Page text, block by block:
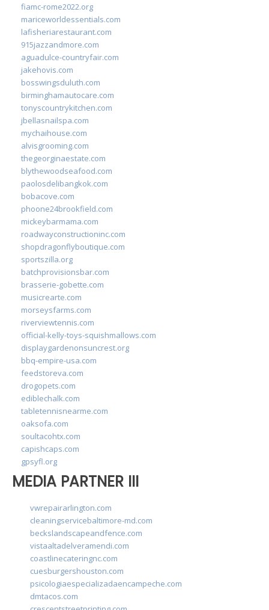
fiamc-rome2022.org
mariceworldessentials.com
lafisheriarestaurant.com
915jazzandmore.com
aguadulce-countryfair.com
jakehovis.com
bosswingsduluth.com
birminghamautocare.com
tonyscountrykitchen.com
jbellasnailspa.com
mychaihouse.com
alvisgrooming.com
thegeorginaestate.com
blythewoodseafood.com
paolosdelibangkok.com
bobacove.com
phoone24brookfield.com
mickeybarmama.com
roadwayconstructioninc.com
shopdragonflyboutique.com
sportszilla.org
batchprovisionsbar.com
brasserie-gobette.com
musicrearte.com
morseysfarms.com
riverviewtennis.com
official-kelly-toys-squishmallows.com
displaygardenonsuncrest.org
bbq-empire-usa.com
feedstoreva.com
drogopets.com
ediblechalk.com
tabletennisnearme.com
oaksofa.com
soultacohtx.com
capishcaps.com
gpsyfl.org
MEDIA PARTNER III
vwrepairarlington.com
cleaningservicebaltimore-md.com
beckslandscapeandfence.com
vistaaltadelveramendi.com
coastlinecateringnc.com
cuesburgershouston.com
psicologiaespecializadaencampeche.com
dmtacos.com